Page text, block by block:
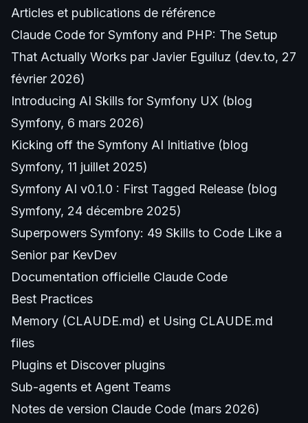
Articles et publications de référence
Claude Code for Symfony and PHP: The Setup
That Actually Works par Javier Eguiluz (dev.to, 27
février 2026)
Introducing AI Skills for Symfony UX (blog
Symfony, 6 mars 2026)
Kicking off the Symfony AI Initiative (blog
Symfony, 11 juillet 2025)
Symfony AI v0.1.0 : First Tagged Release (blog
Symfony, 24 décembre 2025)
Superpowers Symfony: 49 Skills to Code Like a
Senior par KevDev
Documentation officielle Claude Code
Best Practices
Memory (CLAUDE.md) et Using CLAUDE.md
files
Plugins et Discover plugins
Sub-agents et Agent Teams
Notes de version Claude Code (mars 2026)